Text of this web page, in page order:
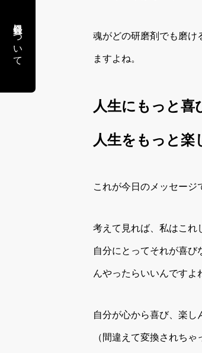
魂がどの研磨剤でも磨け
ますよね。
人生にもっと喜
人生をもっと楽
これが今日のメッセージ
考えて見れば、私はこれ
自分にとってそれが喜び
んやったらいいんですよ
自分が心から喜び、楽し
（間違えて変換されち
会員登録について